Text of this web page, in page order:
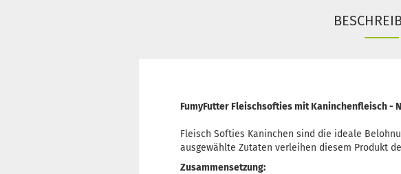
FumyFutter Fleischsofties mit Kaninchenfleisch -
Fleisch Softies Kaninchen sind die ideale
ausgewählte Zutaten verleihen diesem Produkt
Zusammensetzung: